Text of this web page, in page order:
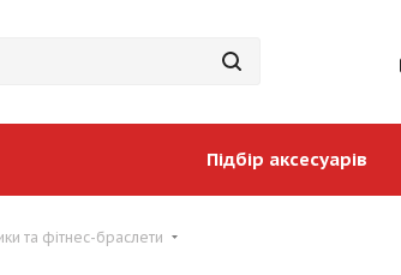
Підбір аксесуарів
та фітнес-браслети